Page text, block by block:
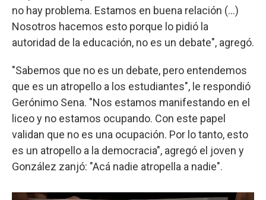
no hay problema. Estamos en buena relación (...)
Nosotros hacemos esto porque lo pidió la
autoridad de la educación, no es un debate", agregó.
"Sabemos que no es un debate, pero entendemos
que es un atropello a los estudiantes", le respondió
Gerónimo Sena. "Nos estamos manifestando en el
liceo y no estamos ocupando. Con este papel
validan que no es una ocupación. Por lo tanto, esto
es un atropello a la democracia", agregó el joven y
González zanjó: "Acá nadie atropella a nadie".